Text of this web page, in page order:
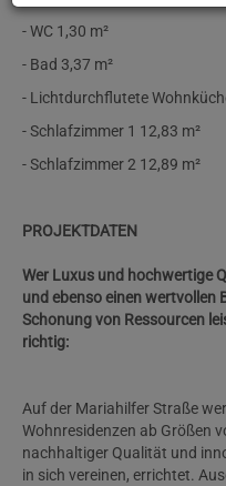
- WC 1,30 m²
- Bad 3,37 m²
- Lichtdurchflutete
- Schlafzimmer 1 12,83 m²
- Schlafzimmer 2 12,89 m²
PROJEKTDATEN
Wer Luxus und hochwertige
und ebenso einen wertvollen
Schonung von Ressourcen
richtig:
Auf der Mariahilfer Straße
Wohnresidenzen ab Größen
nachhaltiger Qualität und
in sich vereinen, errichtet.